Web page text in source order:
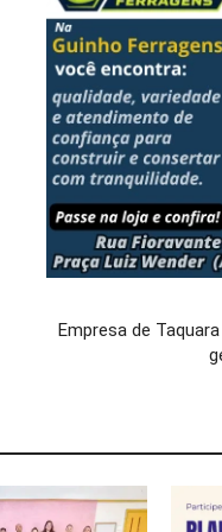
Empresa de